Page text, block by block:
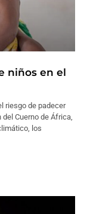
niños en el
riesgo de padecer
Cuerno de África,
los